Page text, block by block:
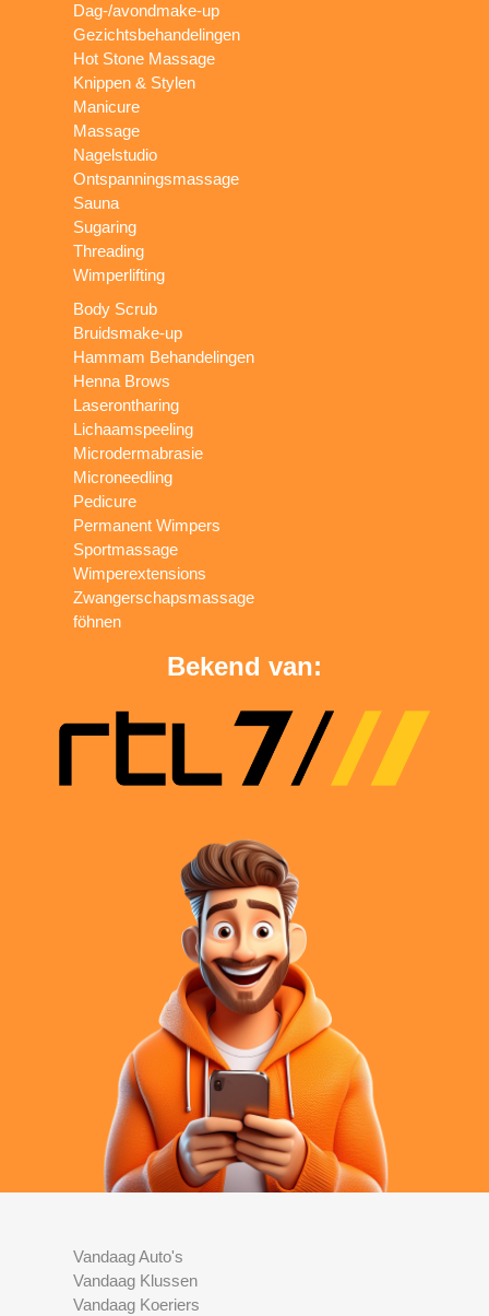
Dag-/avondmake-up
Gezichtsbehandelingen
Hot Stone Massage
Knippen & Stylen
Manicure
Massage
Nagelstudio
Ontspanningsmassage
Sauna
Sugaring
Threading
Wimperlifting
Body Scrub
Bruidsmake-up
Hammam Behandelingen
Henna Brows
Laserontharing
Lichaamspeeling
Microdermabrasie
Microneedling
Pedicure
Permanent Wimpers
Sportmassage
Wimperextensions
Zwangerschapsmassage
föhnen
Bekend van:
Vandaag Auto's
Vandaag Klussen
Vandaag Koeriers